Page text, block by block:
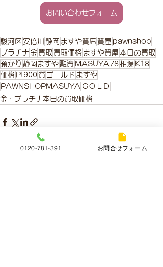
お問い合わせフォーム
駿河区 安倍川 静岡 ますや質店 質屋 pawnshop
プラチナ 金 買取 買取価格 ますや質屋 本日の買取
預かり 静岡ますや 融資 MASUYA78相場 K18
価格 Pt900質 ゴールド ますや
PAWNSHOPMASUYA ＧＯＬＤ
金・プラチナ本日の買取価格
0120-781-391 お問合せフォーム